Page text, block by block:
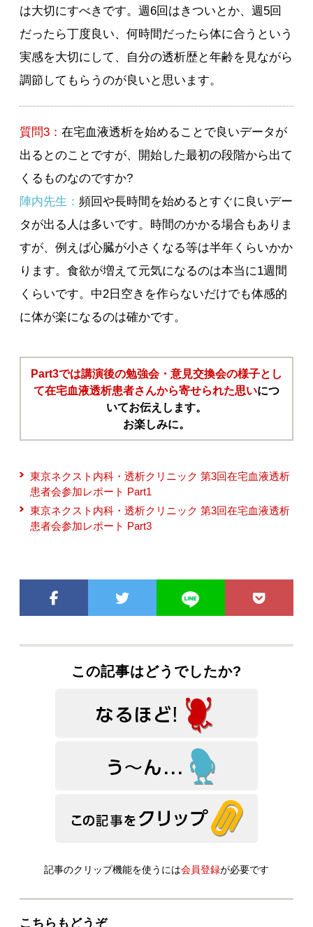
は大切にすべきです。週6回はきついとか、週5回
だったら丁度良い、何時間だったら体に合うという
実感を大切にして、自分の透析歴と年齢を見ながら
調節してもらうのが良いと思います。
質問3：在宅血液透析を始めることで良いデータが
出るとのことですが、開始した最初の段階から出て
くるものなのですか?
陣内先生：頻回や長時間を始めるとすぐに良いデー
タが出る人は多いです。時間のかかる場合もありま
すが、例えば心臓が小さくなる等は半年くらいかか
ります。食欲が増えて元気になるのは本当に1週間
くらいです。中2日空きを作らないだけでも体感的
に体が楽になるのは確かです。
Part3では講演後の勉強会・意見交換会の様子とし
て在宅血液透析患者さんから寄せられた思いにつ
いてお伝えします。
お楽しみに。
東京ネクスト内科・透析クリニック 第3回在宅血液透析
患者会参加レポート Part1
東京ネクスト内科・透析クリニック 第3回在宅血液透析
患者会参加レポート Part3
この記事はどうでしたか?
記事のクリップ機能を使うには会員登録が必要です
こちらもどうぞ